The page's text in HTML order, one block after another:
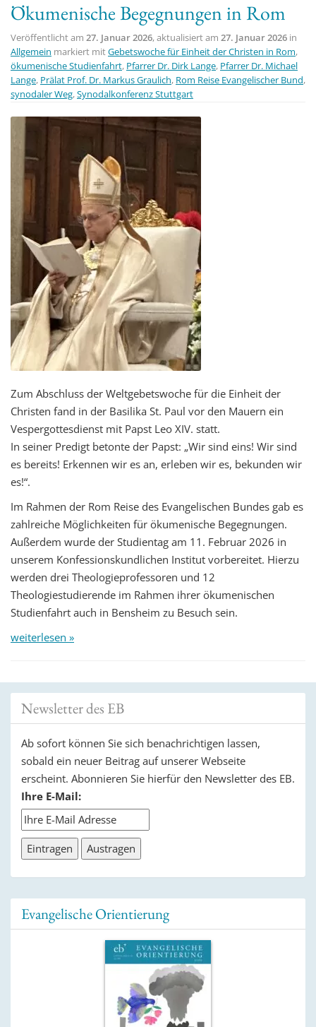
i
o
n
Ökumenische Begegnungen in Rom
Veröffentlicht am 27. Januar 2026, aktualisiert am 27. Januar 2026 in
Allgemein markiert mitGebetswoche für Einheit der Christen in Rom,
ökumenische Studienfahrt, Pfarrer Dr. Dirk Lange, Pfarrer Dr. Michael
Lange, Prälat Prof. Dr. Markus Graulich, Rom Reise Evangelischer Bund,
synodaler Weg,Synodalkonferenz Stuttgart
Zum Abschluss der Weltgebetswoche für die Einheit der
Christen fand in der Basilika St. Paul vor den Mauern ein
Vespergottesdienst mit Papst Leo XIV. statt.
In seiner Predigt betonte der Papst: „Wir sind eins! Wir sind
es bereits! Erkennen wir es an, erleben wir es, bekunden wir
es!“.
Im Rahmen der Rom Reise des Evangelischen Bundes gab es
zahlreiche Möglichkeiten für ökumenische Begegnungen.
Außerdem wurde der Studientag am 11. Februar 2026 in
unserem Konfessionskundlichen Institut vorbereitet. Hierzu
werden drei Theologieprofessoren und 12
Theologiestudierende im Rahmen ihrer ökumenischen
Studienfahrt auch in Bensheim zu Besuch sein.
weiterlesen »
Newsletter des EB
Ab sofort können Sie sich benachrichtigen lassen,
sobald ein neuer Beitrag auf unserer Webseite
erscheint. Abonnieren Sie hierfür den Newsletter des EB.
Ihre E-Mail:
Evangelische Orientierung